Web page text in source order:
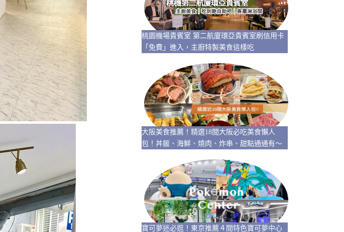
桃園機場貴賓室 第二航廈環亞貴賓室刷信用卡
「免費」進入，主廚特製美食這樣吃
大阪美食推薦！精選18間大阪必吃美食懶人
包！丼飯、海鮮、燒肉、炸串、甜點通通有～
寶可夢迷必逛！東京推薦４間特色寶可夢中心